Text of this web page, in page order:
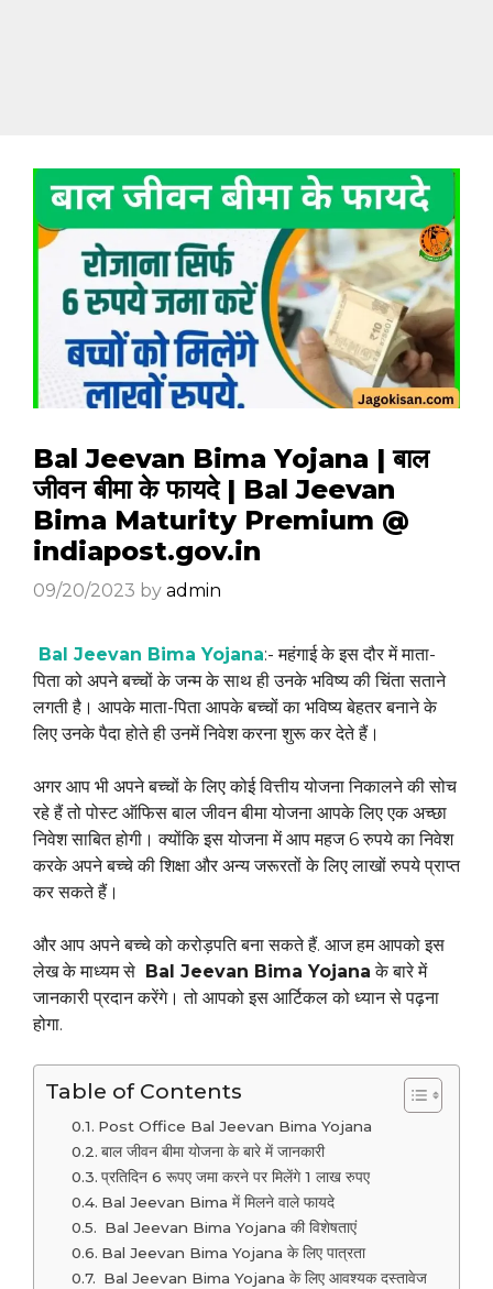
Bal Jeevan Bima Yojana | बाल
जीवन बीमा के फायदे | Bal Jeevan
Bima Maturity Premium @
indiapost.gov.in
09/20/2023 by admin
Bal Jeevan Bima Yojana:- महंगाई के इस दौर में माता-
पिता को अपने बच्चों के जन्म के साथ ही उनके भविष्य की चिंता सताने
लगती है। आपके माता-पिता आपके बच्चों का भविष्य बेहतर बनाने के
लिए उनके पैदा होते ही उनमें निवेश करना शुरू कर देते हैं।
अगर आप भी अपने बच्चों के लिए कोई वित्तीय योजना निकालने की सोच
रहे हैं तो पोस्ट ऑफिस बाल जीवन बीमा योजना आपके लिए एक अच्छा
निवेश साबित होगी। क्योंकि इस योजना में आप महज 6 रुपये का निवेश
करके अपने बच्चे की शिक्षा और अन्य जरूरतों के लिए लाखों रुपये प्राप्त
कर सकते हैं।
और आप अपने बच्चे को करोड़पति बना सकते हैं. आज हम आपको इस
लेख के माध्यम से
Bal Jeevan Bima Yojana के बारे में
जानकारी प्रदान करेंगे। तो आपको इस आर्टिकल को ध्यान से पढ़ना
होगा.
Table of Contents
Post Office Bal Jeevan Bima Yojana
बाल जीवन बीमा योजना के बारे में जानकारी
प्रतिदिन 6 रूपए जमा करने पर मिलेंगे 1 लाख रुपए
Bal Jeevan Bima में मिलने वाले फायदे
Bal Jeevan Bima Yojana की विशेषताएं
Bal Jeevan Bima Yojana के लिए पात्रता
Bal Jeevan Bima Yojana के लिए आवश्यक दस्तावेज